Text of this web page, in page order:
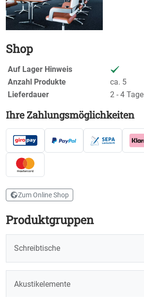
Shop
Auf Lager Hinweis
Anzahl Produkte
ca. 5
Lieferdauer
2 - 4 Tage
Ihre Zahlungsmöglichkeiten
Zum Online Shop
Produktgruppen
Schreibtische
Akustikelemente